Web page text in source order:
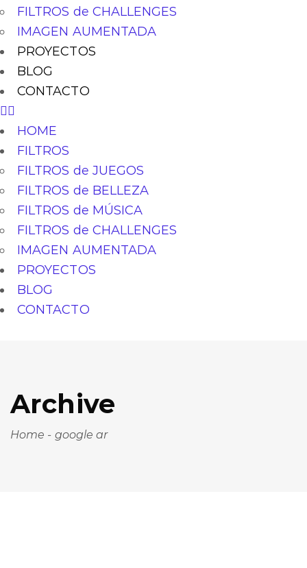
FILTROS de CHALLENGES
IMAGEN AUMENTADA
PROYECTOS
BLOG
CONTACTO
HOME
FILTROS
FILTROS de JUEGOS
FILTROS de BELLEZA
FILTROS de MÚSICA
FILTROS de CHALLENGES
IMAGEN AUMENTADA
PROYECTOS
BLOG
CONTACTO
Archive
Home - google ar